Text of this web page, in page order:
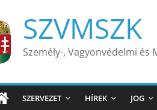
SZVMSZK
Személy-, Vagyonvédelmi és
SZERVEZET HÍREK JOG